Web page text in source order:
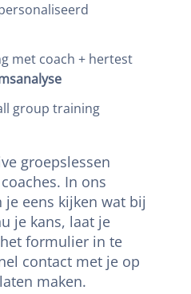
met coach + hertest
group training
groepslessen
In ons
je eens kijken wat bij
je kans, laat je
formulier in te
contact met je op
maken.